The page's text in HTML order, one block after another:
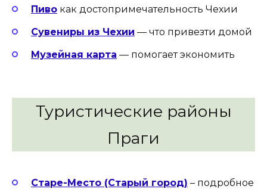
Пиво как достопримечательность Чехии
Сувениры из Чехии — что привезти домой
Музейная карта — помогает экономить
Туристические районы
Праги
Старе-Место (Старый город) – подробное